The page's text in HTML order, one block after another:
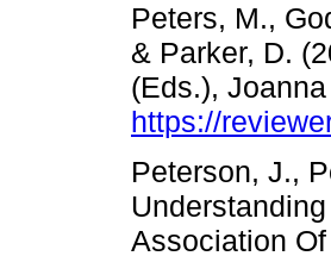
Peters, M.,
& Parker, D.
(Eds.),
https://
Peterson, J.,
Association